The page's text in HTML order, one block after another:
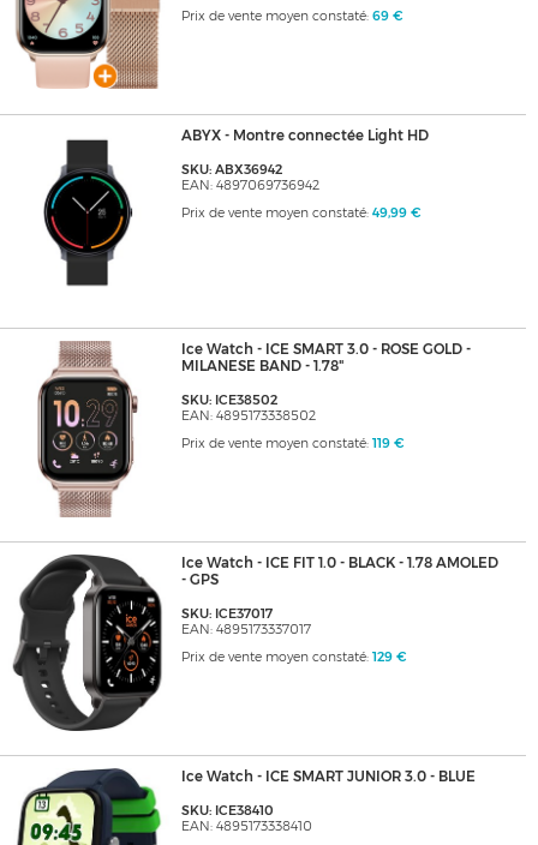
Prix de vente moyen constaté: 69 €
ABYX - Montre connectée Light HD
SKU: ABX36942
EAN: 4897069736942
Prix de vente moyen constaté: 49,99 €
Ice Watch - ICE SMART 3.0 - ROSE GOLD -
MILANESE BAND - 1.78"
SKU: ICE38502
EAN: 4895173338502
Prix de vente moyen constaté: 119 €
Ice Watch - ICE FIT 1.0 - BLACK - 1.78 AMOLED
- GPS
SKU: ICE37017
EAN: 4895173337017
Prix de vente moyen constaté: 129 €
Ice Watch - ICE SMART JUNIOR 3.0 - BLUE
SKU: ICE38410
EAN: 4895173338410